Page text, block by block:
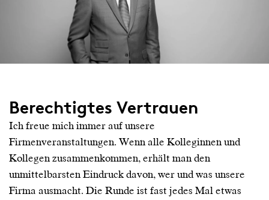
Berechtigtes Vertrauen
Ich freue mich immer auf unsere
Firmenveranstaltungen. Wenn alle Kolleginnen und
Kollegen zusammenkommen, erhält man den
unmittelbarsten Eindruck davon, wer und was unsere
Firma ausmacht. Die Runde ist fast jedes Mal etwas